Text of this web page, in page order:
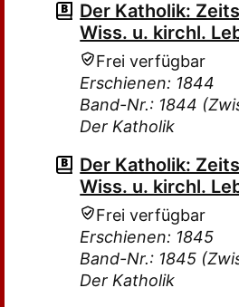
Der Katholik:
Wiss. u. kirchl.
Frei verfügbar
Erschienen: 1844
Band-Nr.: 1844
Der Katholik
Der Katholik:
Wiss. u. kirchl.
Frei verfügbar
Erschienen: 1845
Band-Nr.: 1845
Der Katholik